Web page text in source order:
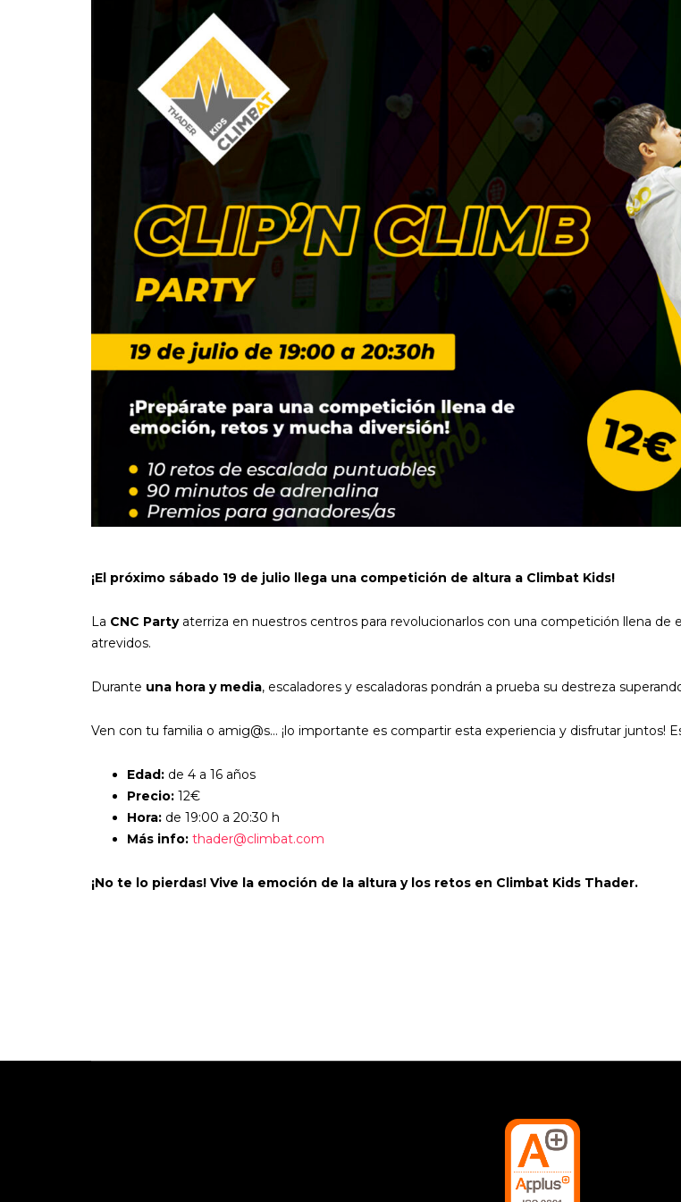
¡El próximo sábado 19 de julio llega una competición de altura a Climbat Kids!
La CNC Partyaterriza en nuestros centros para revolucionarlos con una competición llena de
atrevidos.
Durante una hora y media, escaladores y escaladoras pondrán a prueba su destreza
Ven con tu familia o amig@s… ¡lo importante es compartir esta experiencia y disfrutar juntos!
Edad: de 4 a 16 años
Precio: 12€
Hora: de 19:00 a 20:30 h
Más info: thader@climbat.com
¡No te lo pierdas! Vive la emoción de la altura y los retos en Climbat Kids Thader.